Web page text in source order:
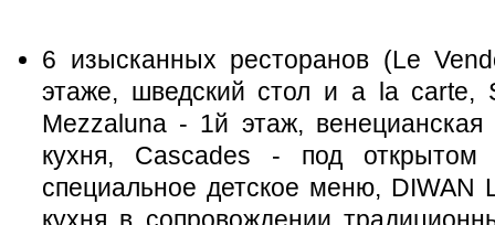
6 изысканных ресторанов (Le
этаже, шведский стол и a la carte,
Mezzaluna - 1й этаж,
кухня, Cascades - под
специальное детское меню, DIWAN
кухня в сопровождении